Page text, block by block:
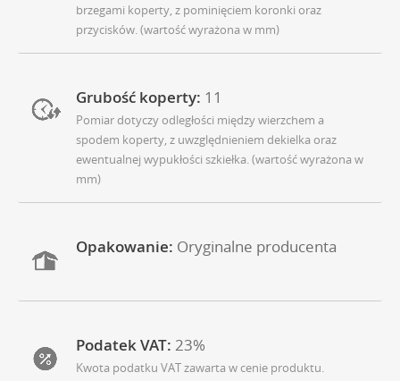
brzegami koperty, z pominięciem koronki oraz
przycisków. (wartość wyrażona w mm)
Grubość koperty: 11
Pomiar dotyczy odległości między wierzchem a
spodem koperty, z uwzględnieniem dekielka oraz
ewentualnej wypukłości szkiełka. (wartość wyrażona w
mm)
Opakowanie: Oryginalne producenta
Podatek VAT: 23%
Kwota podatku VAT zawarta w cenie produktu.